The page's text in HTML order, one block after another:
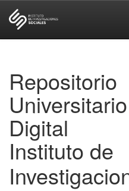
Repositorio
Universitario
Digital
Instituto de